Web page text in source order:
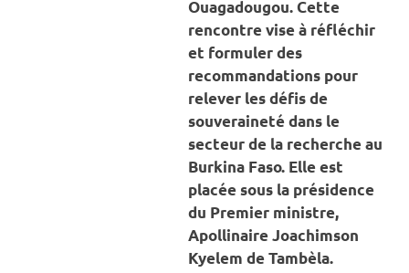
Ouagadougou. Cette
rencontre vise à réfléchir
et formuler des
recommandations pour
relever les défis de
souveraineté dans le
secteur de la recherche au
Burkina Faso. Elle est
placée sous la présidence
du Premier ministre,
Apollinaire Joachimson
Kyelem de Tambèla.